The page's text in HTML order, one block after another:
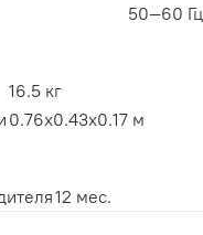
50—60 Гц
16.5 кг
0.76x0.43x0.17 м
12 мес.